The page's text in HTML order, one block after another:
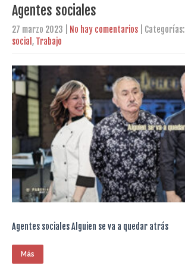
Agentes sociales
27 marzo 2023 No hay comentarios | Categorías:
social , Trabajo
Agentes sociales Alguien se va a quedar atrás
Más